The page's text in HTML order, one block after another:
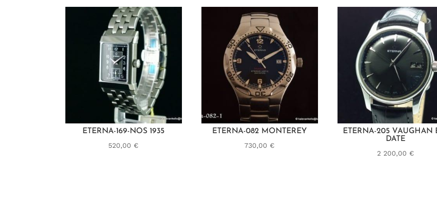
ETERNA-169-NOS 1935
520,00 €
ETERNA-082 MONTEREY
730,00 €
ETERNA-205 VAUGHAN
DATE
2 200,00 €